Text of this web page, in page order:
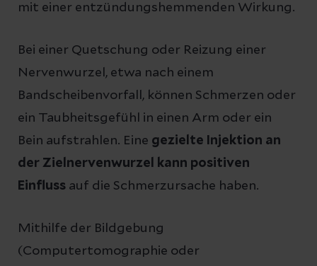
mit einer entzündungshemmenden Wirkung.
Bei einer Quetschung oder Reizung einer
Nervenwurzel, etwa nach einem
Bandscheibenvorfall, können Schmerzen oder
ein Taubheitsgefühl in einen Arm oder ein
Bein aufstrahlen. Eine gezielte Injektion an
der Zielnervenwurzel kann positiven
Einfluss auf die Schmerzursache haben.
Mithilfe der Bildgebung
(Computertomographie oder